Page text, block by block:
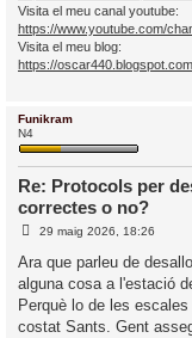
Visita el meu canal youtube:
https://www.youtube.com/
Visita el meu blog:
https://oscar440.blogspot.com
Funikram
N4
Re: Protocols per
correctes o no?
E
t
a
d
29 maig 2026, 18:26
Ara que parleu de
alguna cosa a l'estació
Perquè lo de les
costat Sants. Gent